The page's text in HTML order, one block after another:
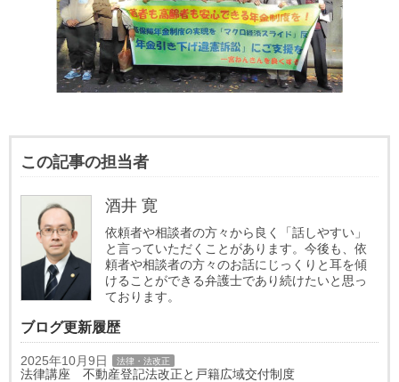
この記事の担当者
酒井 寛
依頼者や相談者の方々から良く「話しやすい」
と言っていただくことがあります。今後も、依
頼者や相談者の方々のお話にじっくりと耳を傾
けることができる弁護士であり続けたいと思っ
ております。
ブログ更新履歴
2025年10月9日 法律・法改正
法律講座 不動産登記法改正と戸籍広域交付制度